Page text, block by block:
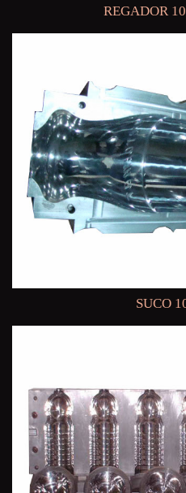
REGADOR
SUCO